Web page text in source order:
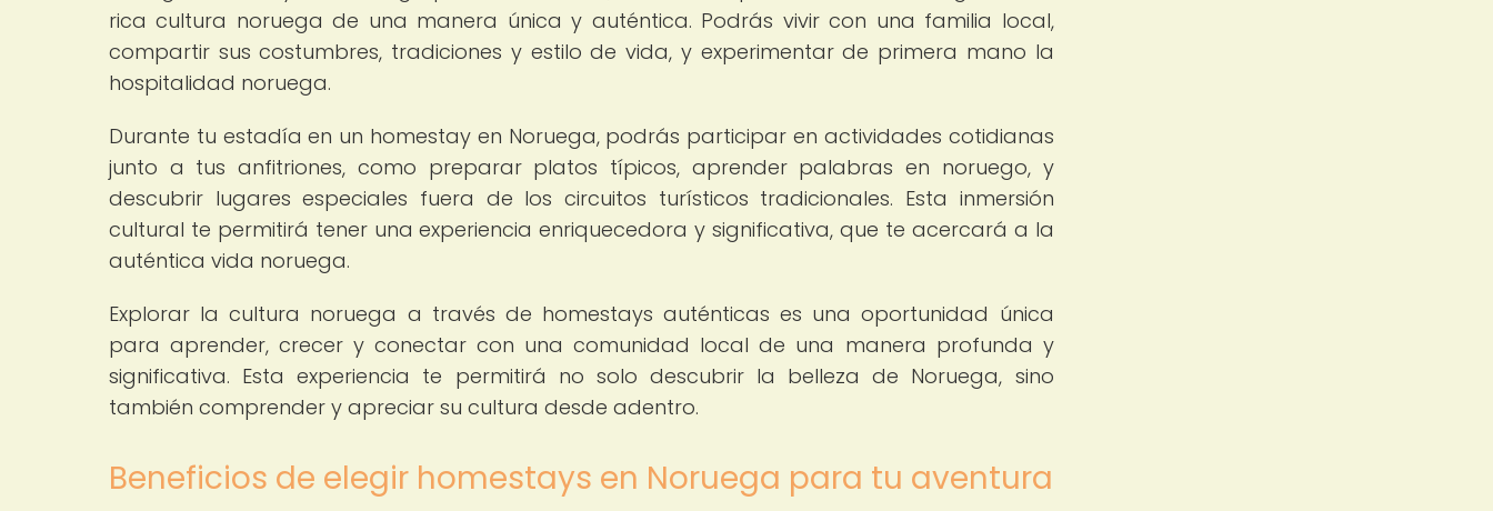
rica cultura noruega de una manera única y auténtica. Podrás vivir con una familia local,
compartir sus costumbres, tradiciones y estilo de vida, y experimentar de primera mano la
hospitalidad noruega.
Durante tu estadía en un homestay en Noruega, podrás participar en actividades cotidianas
junto a tus anfitriones, como preparar platos típicos, aprender palabras en noruego, y
descubrir lugares especiales fuera de los circuitos turísticos tradicionales. Esta inmersión
cultural te permitirá tener una experiencia enriquecedora y significativa, que te acercará a la
auténtica vida noruega.
Explorar la cultura noruega a través de homestays auténticas es una oportunidad única
para aprender, crecer y conectar con una comunidad local de una manera profunda y
significativa. Esta experiencia te permitirá no solo descubrir la belleza de Noruega, sino
también comprender y apreciar su cultura desde adentro.
Beneficios de elegir homestays en Noruega para tu aventura